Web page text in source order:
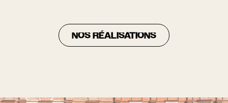
NOS RÉALISATIONS